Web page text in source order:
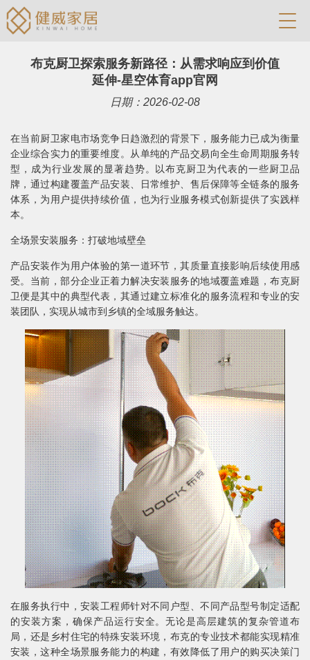
布克厨卫探索服务新路径：从需求响应到价值
延伸-星空体育app官网
日期：2026-02-08
在当前厨卫家电市场竞争日趋激烈的背景下，服务能力已成为衡量
企业综合实力的重要维度。从单纯的产品交易向全生命周期服务转
型，成为行业发展的显著趋势。以布克厨卫为代表的一些厨卫品
牌，通过构建覆盖产品安装、日常维护、售后保障等全链条的服务
体系，为用户提供持续价值，也为行业服务模式创新提供了实践样
本。
全场景安装服务：打破地域壁垒
产品安装作为用户体验的第一道环节，其质量直接影响后续使用感
受。当前，部分企业正着力解决安装服务的地域覆盖难题，布克厨
卫便是其中的典型代表，其通过建立标准化的服务流程和专业的安
装团队，实现从城市到乡镇的全域服务触达。
在服务执行中，安装工程师针对不同户型、不同产品型号制定适配
的安装方案，确保产品运行安全。无论是高层建筑的复杂管道布
局，还是乡村住宅的特殊安装环境，布克的专业技术都能实现精准
安装，这种全场景服务能力的构建，有效降低了用户的购买决策门